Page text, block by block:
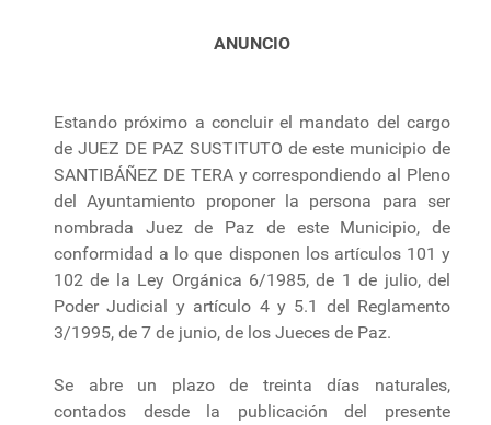
ANUNCIO
Estando próximo a concluir el mandato del cargo
de JUEZ DE PAZ SUSTITUTO de este municipio de
SANTIBÁÑEZ DE TERA y correspondiendo al Pleno
del Ayuntamiento proponer la persona para ser
nombrada Juez de Paz de este Municipio, de
conformidad a lo que disponen los artículos 101 y
102 de la Ley Orgánica 6/1985, de 1 de julio, del
Poder Judicial y artículo 4 y 5.1 del Reglamento
3/1995, de 7 de junio, de los Jueces de Paz.
Se abre un plazo de treinta días naturales,
contados desde la publicación del presente